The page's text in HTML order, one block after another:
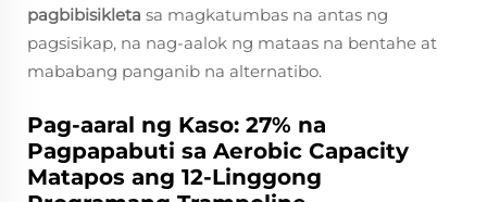
pagbibisikleta sa magkatumbas na antas ng
pagsisikap, na nag-aalok ng mataas na bentahe at
mababang panganib na alternatibo.
Pag-aaral ng Kaso: 27% na
Pagpapabuti sa Aerobic Capacity
Matapos ang 12-Linggong